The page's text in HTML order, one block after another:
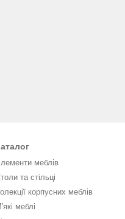
меблів
та стільці
корпусних меблів
меблі